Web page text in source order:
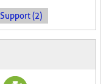
Support (2)